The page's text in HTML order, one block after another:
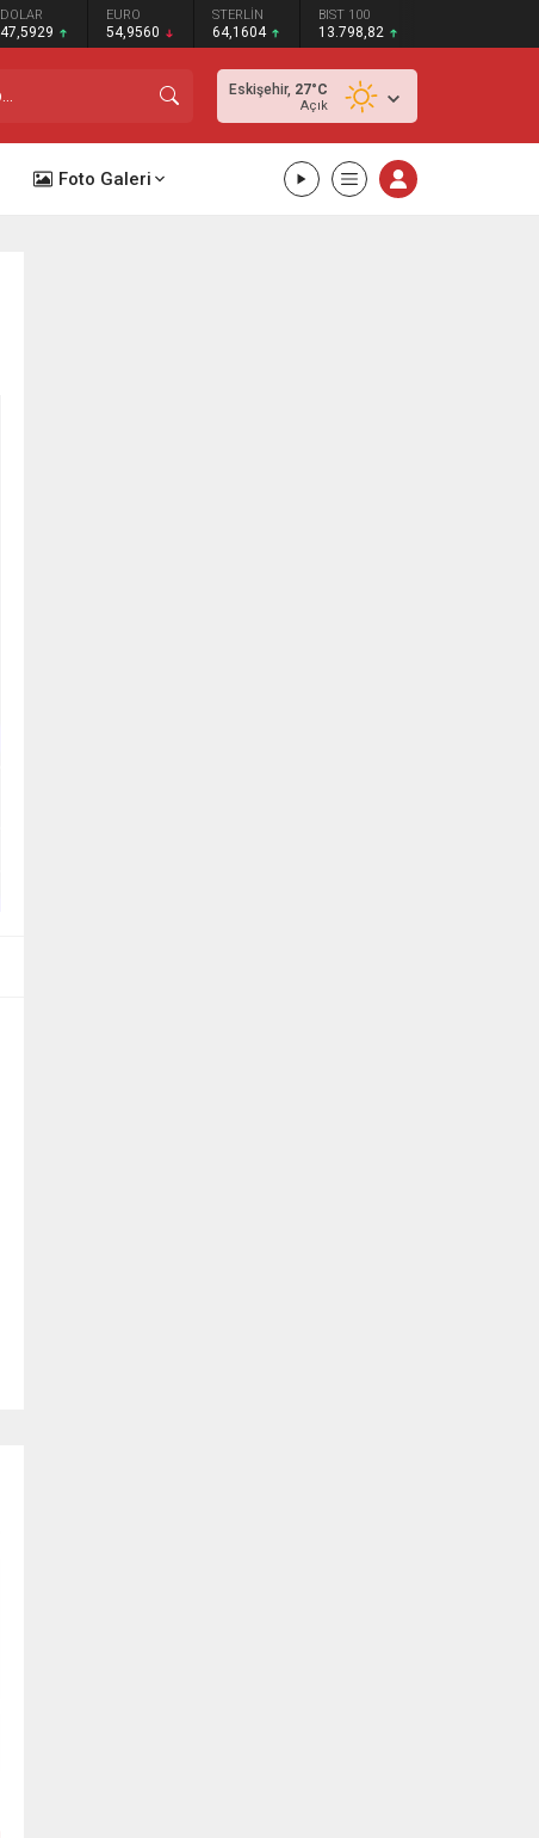
DOLAR
47,5929
EURO
54,9560
STERLİN
64,1604
BIST 100
13.798,82
Eskişehir, 27°C
Açık
Foto Galeri